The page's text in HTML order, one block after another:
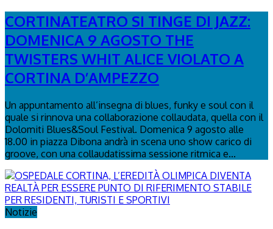
CORTINATEATRO SI TINGE DI JAZZ:
DOMENICA 9 AGOSTO THE
TWISTERS WHIT ALICE VIOLATO A
CORTINA D’AMPEZZO
Un appuntamento all’insegna di blues, funky e soul con il
quale si rinnova una collaborazione collaudata, quella con il
Dolomiti Blues&Soul Festival. Domenica 9 agosto alle
18.00 in piazza Dibona andrà in scena uno show carico di
groove, con una collaudatissima sessione ritmica e...
Notizie